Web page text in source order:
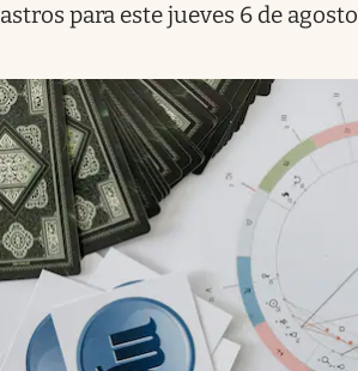
astros para este jueves 6 de agosto